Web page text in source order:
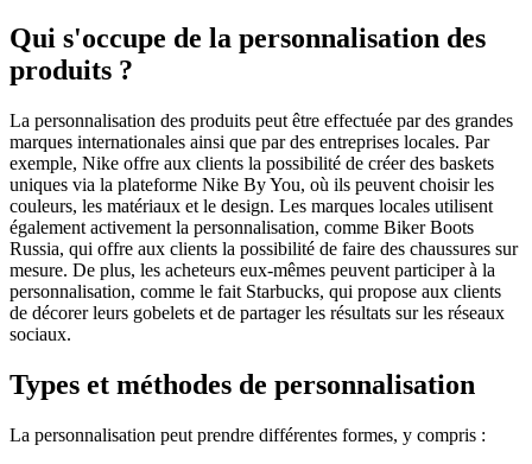
Qui s'occupe de la personnalisation des
produits ?
La personnalisation des produits peut être effectuée par des grandes
marques internationales ainsi que par des entreprises locales. Par
exemple, Nike offre aux clients la possibilité de créer des baskets
uniques via la plateforme Nike By You, où ils peuvent choisir les
couleurs, les matériaux et le design. Les marques locales utilisent
également activement la personnalisation, comme Biker Boots
Russia, qui offre aux clients la possibilité de faire des chaussures sur
mesure. De plus, les acheteurs eux-mêmes peuvent participer à la
personnalisation, comme le fait Starbucks, qui propose aux clients
de décorer leurs gobelets et de partager les résultats sur les réseaux
sociaux.
Types et méthodes de personnalisation
La personnalisation peut prendre différentes formes, y compris :